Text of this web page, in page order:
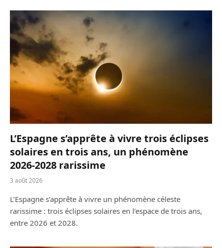
L’Espagne s’apprête à vivre trois éclipses
solaires en trois ans, un phénomène
2026-2028 rarissime
3 août 2026
L’Espagne s’apprête à vivre un phénomène céleste
rarissime : trois éclipses solaires en l’espace de trois ans,
entre 2026 et 2028.